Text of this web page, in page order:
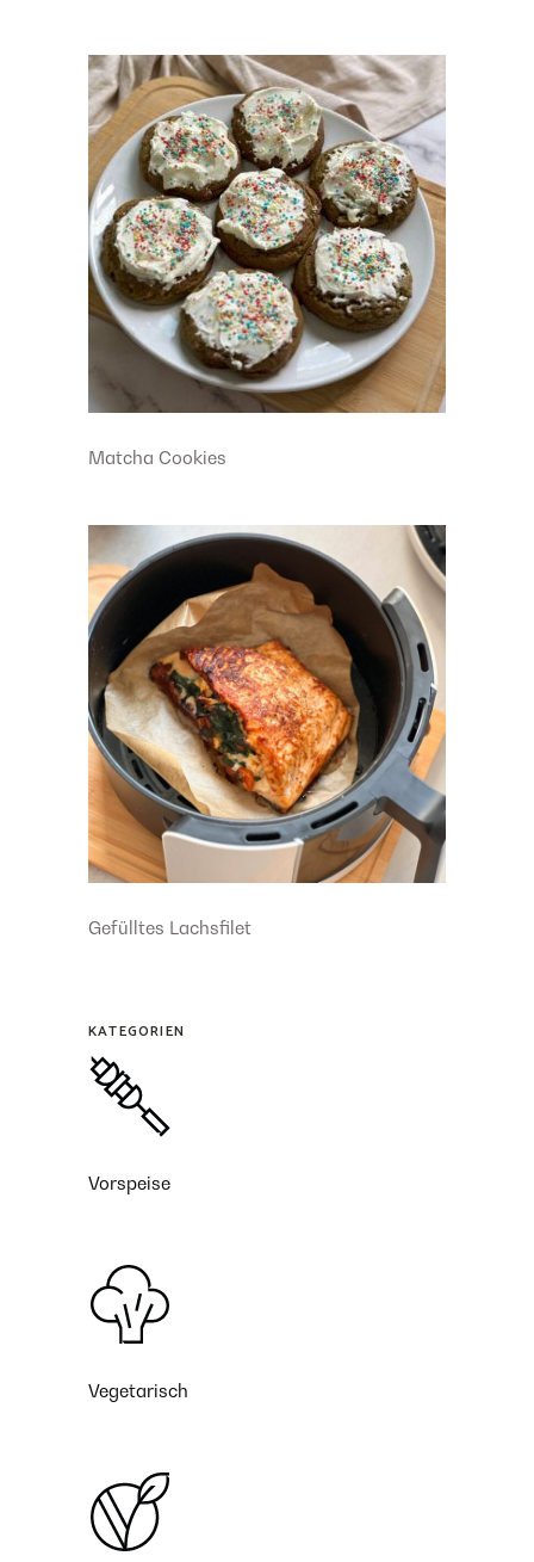
Matcha Cookies
Gefülltes Lachsfilet
KATEGORIEN
Vorspeise
Vegetarisch